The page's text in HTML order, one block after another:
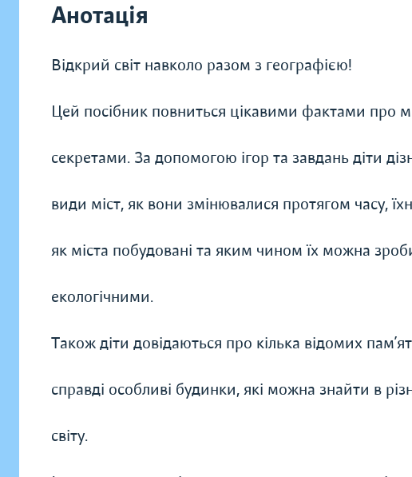
Анотація
Відкрий світ навколо разом з географією!
Цей посібник повниться цікавими фактами про
секретами. За допомогою ігор та завдань діти
види міст, як вони змінювалися протягом часу,
як міста побудовані та яким чином їх можна
екологічними.
Також діти довідаються про кілька відомих
справді особливі будинки, які можна знайти в
світу.